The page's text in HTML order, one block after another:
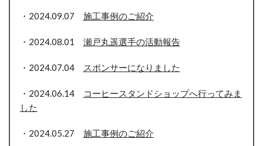
・2024.09.07 施工事例のご紹介
・2024.08.01 瀬戸丸遥選手の活動報告
・2024.07.04 スポンサーになりました
・2024.06.14
コーヒースタンドショップへ行ってみま
した
・2024.05.27 施工事例のご紹介